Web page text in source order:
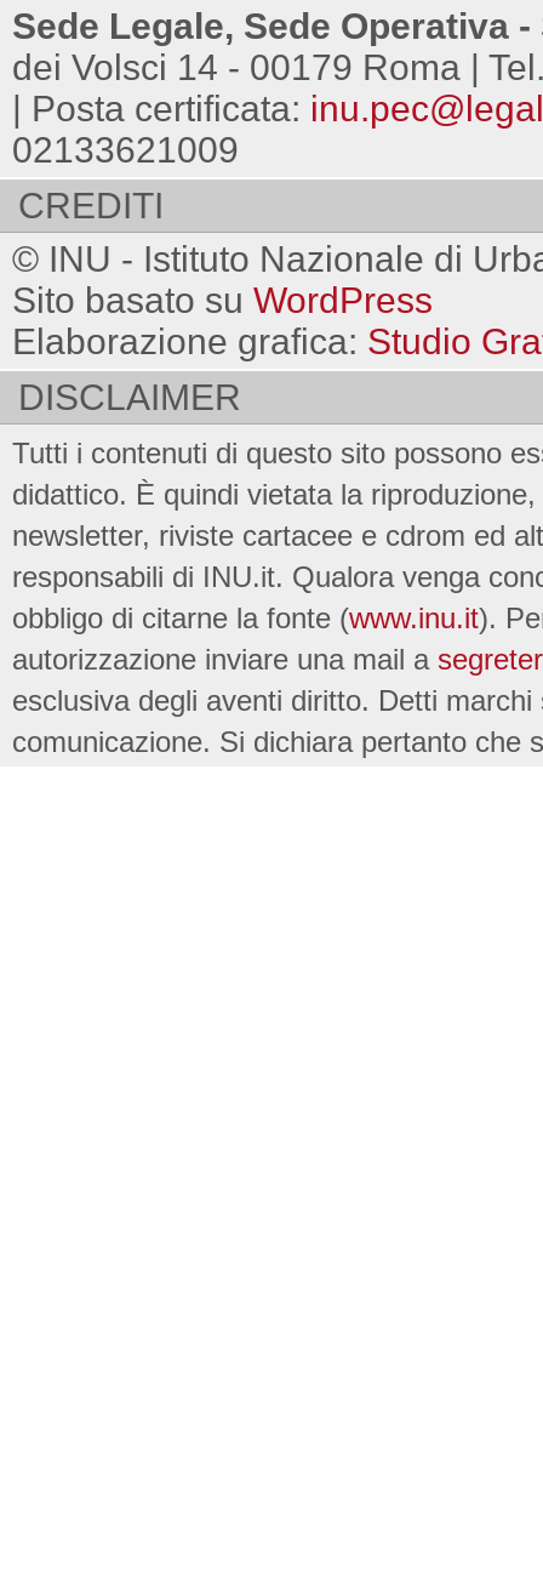
Sede Legale, Sede Operativa
dei Volsci 14 - 00179 Roma |
| Posta certificata:
02133621009
CREDITI
© INU - Istituto Nazionale di
Sito basato su WordPress
Elaborazione grafica: Studio
DISCLAIMER
Tutti i contenuti di questo sito possono
didattico. È quindi vietata la
newsletter, riviste cartacee e cdrom ed
responsabili di INU.it. Qualora venga
obbligo di citarne la fonte (www.inu.it).
autorizzazione inviare una mail a
esclusiva degli aventi diritto. Detti
comunicazione. Si dichiara pertanto che